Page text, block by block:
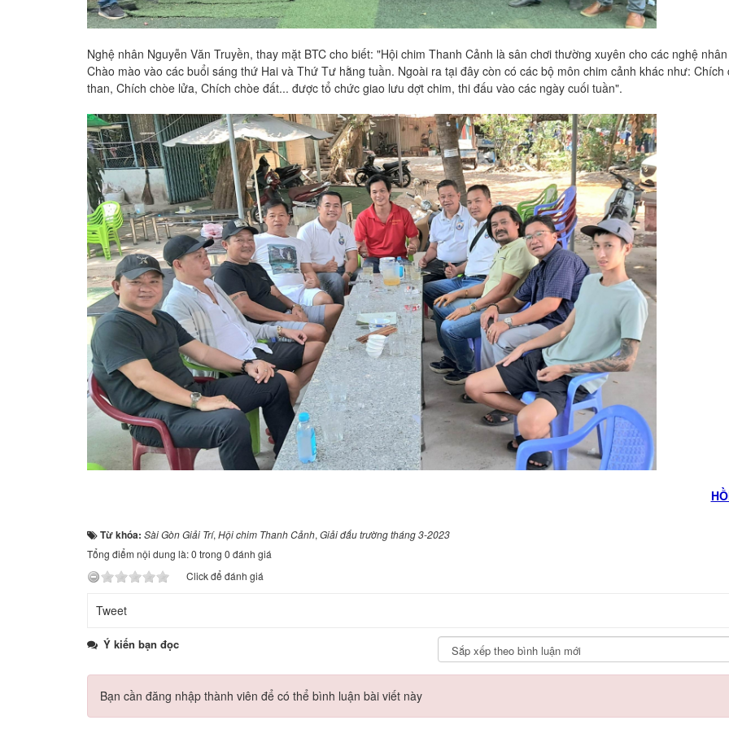
Nghệ nhân Nguyễn Văn Truyền, thay mặt BTC cho biết: "Hội chim Thanh Cảnh là sân chơi thường xuyên cho các nghệ
Chào mào vào các buổi sáng thứ Hai và Thứ Tư hằng tuần. Ngoài ra tại đây còn có các bộ môn chim cảnh khác như: Chích
than, Chích chòe lửa, Chích chòe đất... được tổ chức giao lưu dợt chim, thi đấu vào các ngày cuối tuần".
Từ khóa: Sài Gòn Giải Trí, Hội chim Thanh Cảnh, Giải đấu trường tháng 3-2023
Tổng điểm nội dung là: 0 trong 0 đánh giá
Click để đánh giá
Tweet
Ý kiến bạn đọc
Bạn cần đăng nhập thành viên để có thể bình luận bài viết này